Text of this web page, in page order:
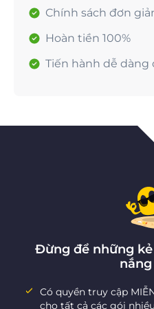
Chính sách đơn
Hoàn tiền 100%
Tiến hành dễ
Đừng để những
Có quyền truy cập
cho tất cả các gói